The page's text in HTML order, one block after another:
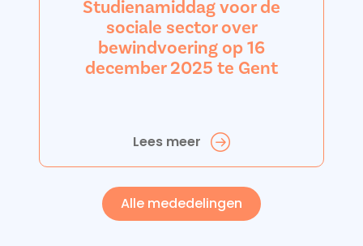
Studienamiddag voor de
sociale sector over
bewindvoering op 16
december 2025 te Gent
Lees meer
Alle mededelingen